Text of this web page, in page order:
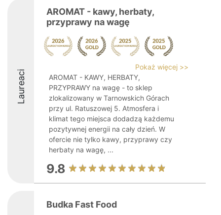
Laureaci
AROMAT - kawy, herbaty,
przyprawy na wagę
Pokaż więcej >>
AROMAT - KAWY, HERBATY,
PRZYPRAWY na wagę - to sklep
zlokalizowany w Tarnowskich Górach
przy ul. Ratuszowej 5. Atmosfera i
klimat tego miejsca dodadzą każdemu
pozytywnej energii na cały dzień. W
ofercie nie tylko kawy, przyprawy czy
herbaty na wagę, ...
9.8
Budka Fast Food